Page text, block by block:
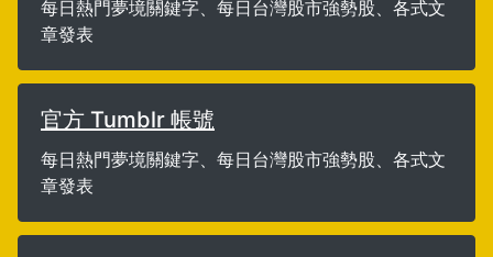
每日熱門夢境關鍵字、每日台灣股市強勢股、各式文
章發表
官方 Tumblr 帳號
每日熱門夢境關鍵字、每日台灣股市強勢股、各式文
章發表